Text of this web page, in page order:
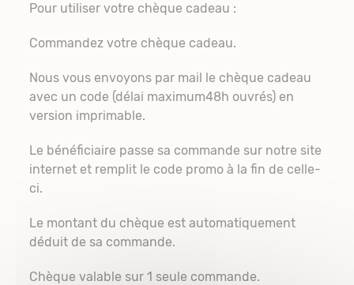
Pour utiliser votre chèque cadeau :
Commandez votre chèque cadeau.
Nous vous envoyons par mail le chèque cadeau
avec un code (délai maximum48h ouvrés) en
version imprimable.
Le bénéficiaire passe sa commande sur notre site
internet et remplit le code promo à la fin de celle-
ci.
Le montant du chèque est automatiquement
déduit de sa commande.
Chèque valable sur 1 seule commande.